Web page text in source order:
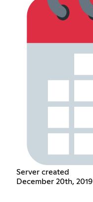
Server created
December 20th, 2019